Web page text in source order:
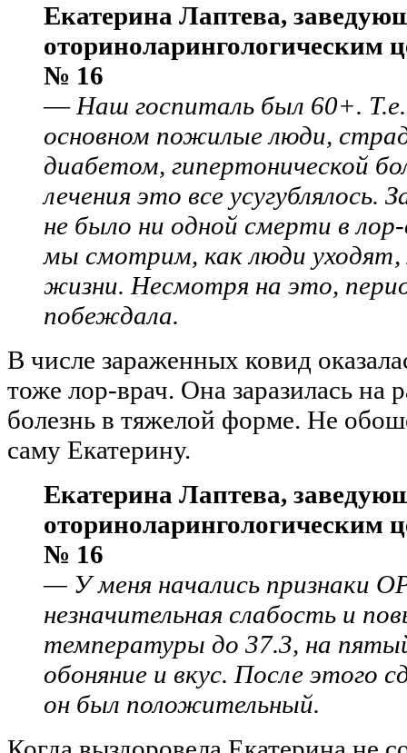
Екатерина Лаптева,
№ 16
—Наш госпиталь был 60+.
основном пожилые люди,
диабетом, гипертонической
лечения это все усугублялось.
не было ни одной смерти в
мы смотрим, как люди уходят,
жизни. Несмотря на это,
побеждала.
В числе зараженных ковид
тоже лор-врач. Она заразилась на
болезнь в тяжелой форме. Не
саму Екатерину.
Екатерина Лаптева,
оториноларингологическим
№ 16
— У меня начались признаки
незначительная слабость и
температуры до 37.3, на
обоняние и вкус. После этого
он был положительный.